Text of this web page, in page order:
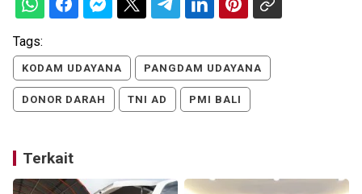
Tags:
KODAM UDAYANA PANGDAM UDAYANA
DONOR DARAH TNI AD PMI BALI
Terkait